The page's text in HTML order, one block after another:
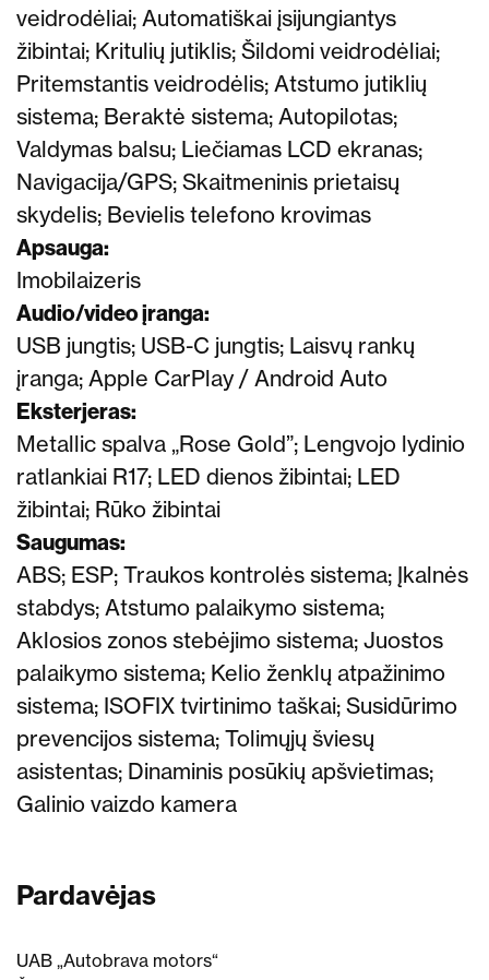
veidrodėliai; Automatiškai įsijungiantys
žibintai; Kritulių jutiklis; Šildomi veidrodėliai;
Pritemstantis veidrodėlis; Atstumo jutiklių
sistema; Beraktė sistema; Autopilotas;
Valdymas balsu; Liečiamas LCD ekranas;
Navigacija/GPS; Skaitmeninis prietaisų
skydelis; Bevielis telefono krovimas
Apsauga:
Imobilaizeris
Audio/video įranga:
USB jungtis; USB-C jungtis; Laisvų rankų
įranga; Apple CarPlay / Android Auto
Eksterjeras:
Metallic spalva „Rose Gold”; Lengvojo lydinio
ratlankiai R17; LED dienos žibintai; LED
žibintai; Rūko žibintai
Saugumas:
ABS; ESP; Traukos kontrolės sistema; Įkalnės
stabdys; Atstumo palaikymo sistema;
Aklosios zonos stebėjimo sistema; Juostos
palaikymo sistema; Kelio ženklų atpažinimo
sistema; ISOFIX tvirtinimo taškai; Susidūrimo
prevencijos sistema; Tolimųjų šviesų
asistentas; Dinaminis posūkių apšvietimas;
Galinio vaizdo kamera
Pardavėjas
UAB „Autobrava motors“